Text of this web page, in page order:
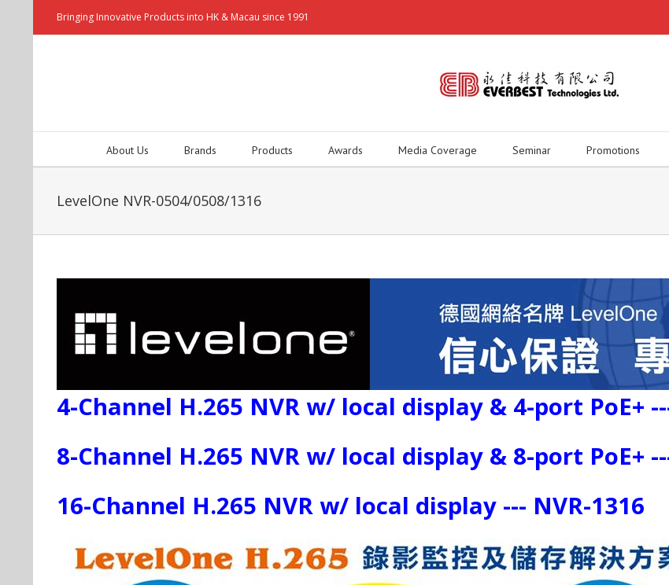
Bringing Innovative Products into HK & Macau since 1991
About Us Brands Products Awards Media Coverage Seminar Promotions
LevelOne NVR-0504/0508/1316
4-Channel H.265 NVR w/ local display & 4-port PoE+
8-Channel H.265 NVR w/ local display & 8-port PoE+
16-Channel H.265 NVR w/ local display --- NVR-1316